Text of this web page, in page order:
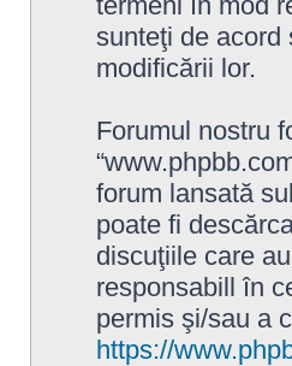
sunteţi de acord
modificării lor.
Forumul nostru
forum lansată
poate fi
discuţiile care
responsabill în
permis şi/sau a
https://